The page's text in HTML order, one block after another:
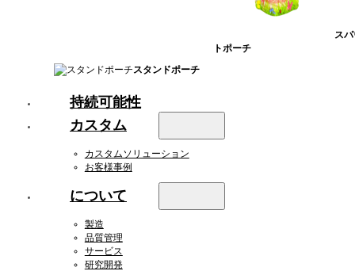
ス
トポーチ
スタンドポーチ
持続可能性
カスタム
カスタムソリューション
お客様事例
について
製造
品質管理
サービス
研究開発